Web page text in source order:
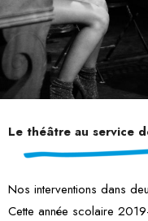
Le théâtre au service
Nos interventions dans
Cette année scolaire